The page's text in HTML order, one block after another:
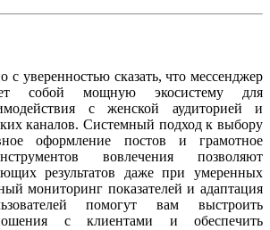
с уверенностью сказать, что мессенджер
собой мощную экосистему для
с женской аудиторией и
каналов. Системный подход к выбору
оформление постов и грамотное
вовлечения позволяют
результатов даже при умеренных
мониторинг показателей и адаптация
помогут вам выстроить
с клиентами и обеспечить